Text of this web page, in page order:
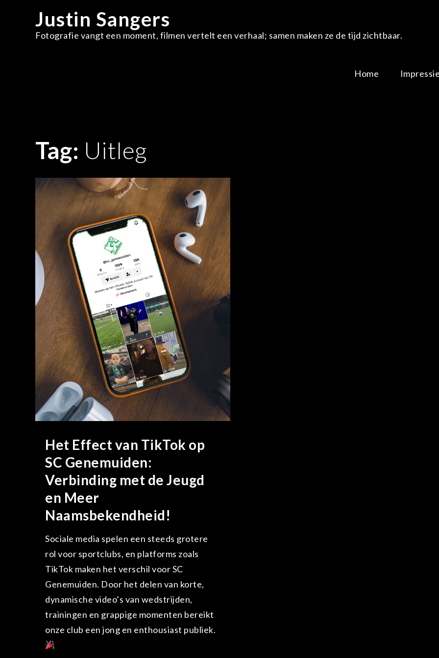
Justin Sangers
Fotografie vangt een moment, filmen vertelt een verhaal; samen maken ze de tijd zichtbaar.
Home
Tag: Uitleg
Het Effect van TikTok op
SC Genemuiden:
Verbinding met de Jeugd
en Meer
Naamsbekendheid!
Sociale media spelen een steeds grotere
rol voor sportclubs, en platforms zoals
TikTok maken het verschil voor SC
Genemuiden. Door het delen van korte,
dynamische video’s van wedstrijden,
trainingen en grappige momenten bereikt
onze club een jong en enthousiast publiek.